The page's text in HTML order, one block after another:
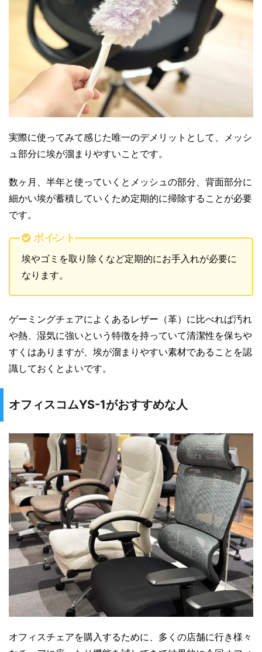
実際に使ってみて感じた唯一のデメリットとして、メッシ
ュ部分に埃が溜まりやすいことです。
数ヶ月、半年と使っていくとメッシュの部分、背面部分に
細かい埃が蓄積していくため定期的に掃除することが必要
です。
ポイント
埃やゴミを取り除くなど定期的にお手入れが必要に
なります。
ゲーミングチェアによくあるレザー（革）に比べれば汚れ
や熱、湿気に強いという特徴を持っていて清潔性を保ちや
すくはありますが、埃が溜まりやすい素材であることを認
識しておくとよいです。
オフィスコムYS-1がおすすめな人
オフィスチェアを購入するために、多くの店舗に行き様々